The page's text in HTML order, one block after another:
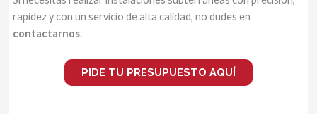
rapidez y con un servicio de alta calidad, no dudes en
contactarnos.
PIDE TU PRESUPUESTO AQUÍ